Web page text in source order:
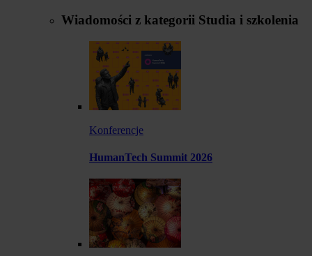
Wiadomości z kategorii Studia i szkolenia
Konferencje
HumanTech Summit 2026